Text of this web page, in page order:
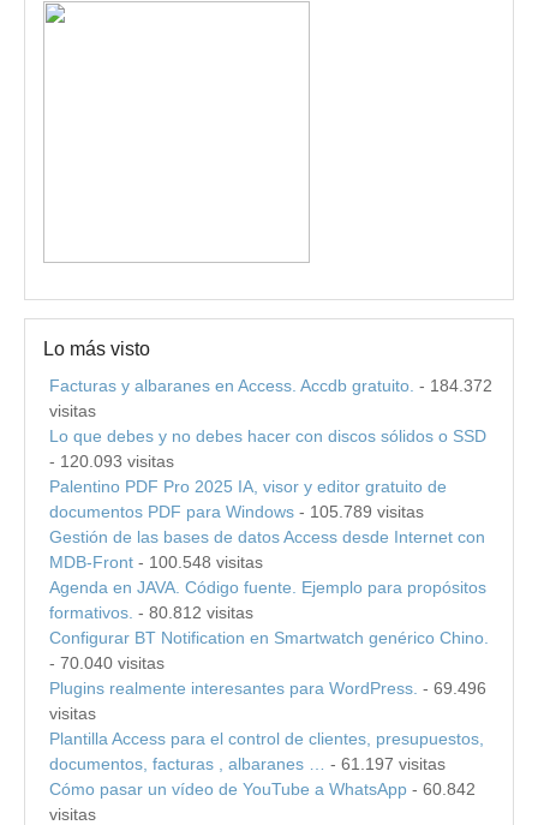
Lo más visto
Facturas y albaranes en Access. Accdb gratuito. - 184.372
visitas
Lo que debes y no debes hacer con discos sólidos o SSD
- 120.093 visitas
Palentino PDF Pro 2025 IA, visor y editor gratuito de
documentos PDF para Windows - 105.789 visitas
Gestión de las bases de datos Access desde Internet con
MDB-Front - 100.548 visitas
Agenda en JAVA. Código fuente. Ejemplo para propósitos
formativos. - 80.812 visitas
Configurar BT Notification en Smartwatch genérico Chino.
- 70.040 visitas
Plugins realmente interesantes para WordPress. - 69.496
visitas
Plantilla Access para el control de clientes, presupuestos,
documentos, facturas , albaranes …
- 61.197 visitas
Cómo pasar un vídeo de YouTube a WhatsApp - 60.842
visitas